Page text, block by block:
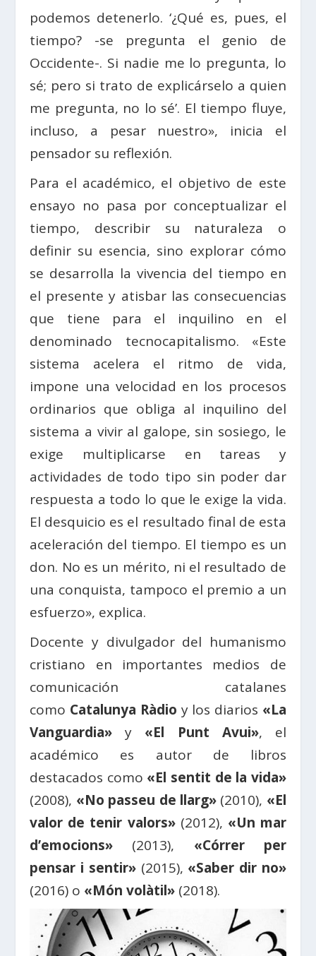
podemos detenerlo. ‘¿Qué es, pues, el
tiempo? -se pregunta el genio de
Occidente-. Si nadie me lo pregunta, lo
sé; pero si trato de explicárselo a quien
me pregunta, no lo sé’. El tiempo fluye,
incluso, a pesar nuestro», inicia el
pensador su reflexión.
Para el académico, el objetivo de este
ensayo no pasa por conceptualizar el
tiempo, describir su naturaleza o
definir su esencia, sino explorar cómo
se desarrolla la vivencia del tiempo en
el presente y atisbar las consecuencias
que tiene para el inquilino en el
denominado tecnocapitalismo. «Este
sistema acelera el ritmo de vida,
impone una velocidad en los procesos
ordinarios que obliga al inquilino del
sistema a vivir al galope, sin sosiego, le
exige multiplicarse en tareas y
actividades de todo tipo sin poder dar
respuesta a todo lo que le exige la vida.
El desquicio es el resultado final de esta
aceleración del tiempo. El tiempo es un
don. No es un mérito, ni el resultado de
una conquista, tampoco el premio a un
esfuerzo», explica.
Docente y divulgador del humanismo
cristiano en importantes medios de
comunicación catalanes
como Catalunya Ràdio y los diarios «La
Vanguardia» y «El Punt Avui», el
académico es autor de libros
destacados como «El sentit de la vida»
(2008), «No passeu de llarg»(2010), «El
valor de tenir valors» (2012), «Un mar
d’emocions» (2013), «Córrer per
pensar i sentir» (2015), «Saber dir no»
(2016) o «Món volàtil» (2018).